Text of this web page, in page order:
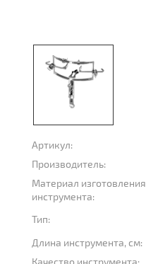
Артикул:
Производитель:
Материал изготовления
инструмента:
Тип:
Длина инструмента, см: